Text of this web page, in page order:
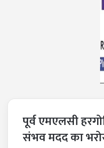
पूर्व एमएलसी
संभव मदद का